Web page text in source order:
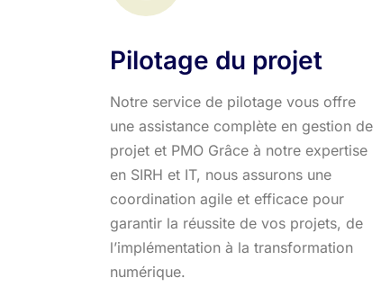
Pilotage du projet
Notre service de pilotage vous offre
une assistance complète en gestion de
projet et PMO Grâce à notre expertise
en SIRH et IT, nous assurons une
coordination agile et efficace pour
garantir la réussite de vos projets, de
l’implémentation à la transformation
numérique.